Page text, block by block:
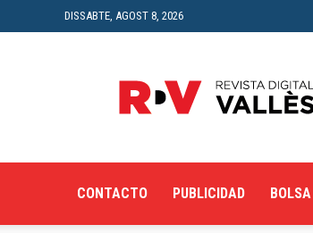
DISSABTE, AGOST 8, 2026
Digital
del
CONTACTO PUBLICIDAD